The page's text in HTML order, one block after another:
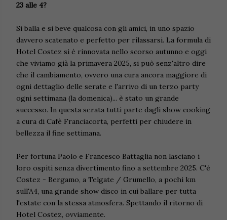
23 alle 4?
Si balla e si beve qualcosa con gli amici, in uno spazio
davvero scatenato e perfetto per rilassarsi. La formula di
Hotel Costez si è rinnovata nello scorso autunno e oggi
che viviamo già la primavera 2025, si può senz'altro dire
che il cambiamento, ovvero una cura ancora maggiore di
ogni dettaglio delle serate e l'arrivo di un terzo party
ogni settimana (la domenica)... è stato un grande
successo. In questa serata tutti parte dagli show cooking
a cura di Cafè Franciacorta, perfetti per chiudere in
bellezza il fine settimana.
Per fortuna Paolo e Francesco Battaglia non lasciano i
loro ospiti senza divertimento fino a settembre 2025. C'è
Costez - Bergamo, a Telgate / Grumello, a pochi km
sull'A4, una grande show disco in cui ballare per tutta
l'estate con la stessa atmosfera. Spettando il ritorno di
Hotel Costez, ovviamente.